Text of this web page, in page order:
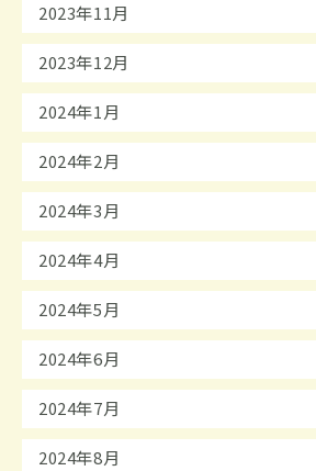
2023年11月
2023年12月
2024年1月
2024年2月
2024年3月
2024年4月
2024年5月
2024年6月
2024年7月
2024年8月